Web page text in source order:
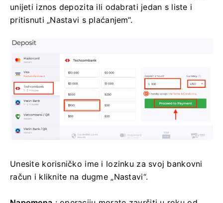
unijeti iznos depozita ili odabrati jedan s liste i
pritisnuti „Nastavi s plaćanjem“.
Unesite korisničko ime i lozinku za svoj bankovni
račun i kliknite na dugme „Nastavi“.